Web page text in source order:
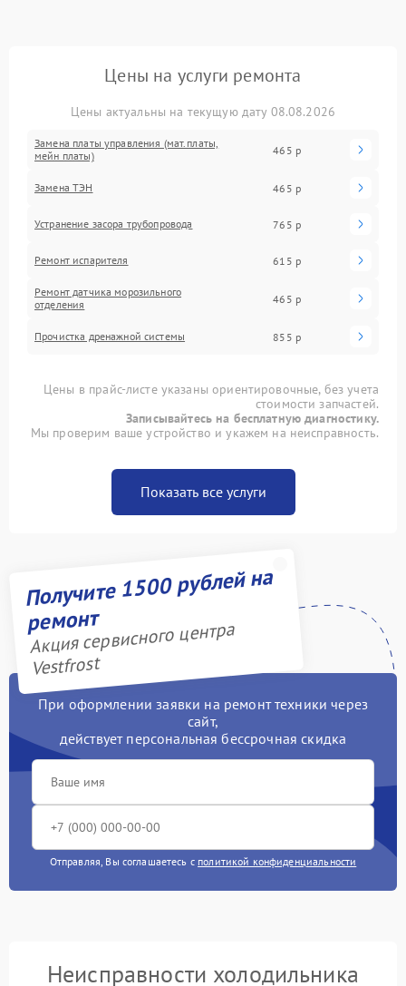
Цены на услуги ремонта
Цены актуальны на текущую дату 08.08.2026
Замена платы управления (мат.платы,
мейн платы)
465 р
Замена ТЭН 465 р
Устранение засора трубопровода 765 р
Ремонт испарителя 615 р
Ремонт датчика морозильного
отделения
465 р
Прочистка дренажной системы 855 р
Цены в прайс-листе указаны ориентировочные, без учета
стоимости запчастей.
Записывайтесь на бесплатную диагностику.
Мы проверим ваше устройство и укажем на неисправность.
Показать все услуги
Получите 1500 рублей на
ремонт
Акция сервисного центра
Vestfrost
При оформлении заявки на ремонт техники через
сайт,
действует персональная бессрочная скидка
Отправляя, Вы соглашаетесь с политикой конфиденциальности
Неисправности холодильника